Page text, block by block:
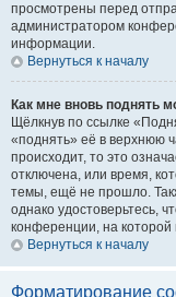
просмотрены перед
администратором
информации.
Вернуться к началу
Как мне вновь поднять
Щёлкнув по ссылке
«поднять» её в верхнюю
происходит, то это
отключена, или время,
темы, ещё не прошло.
однако удостоверьтесь,
конференции, на которой
Вернуться к началу
Форматирование